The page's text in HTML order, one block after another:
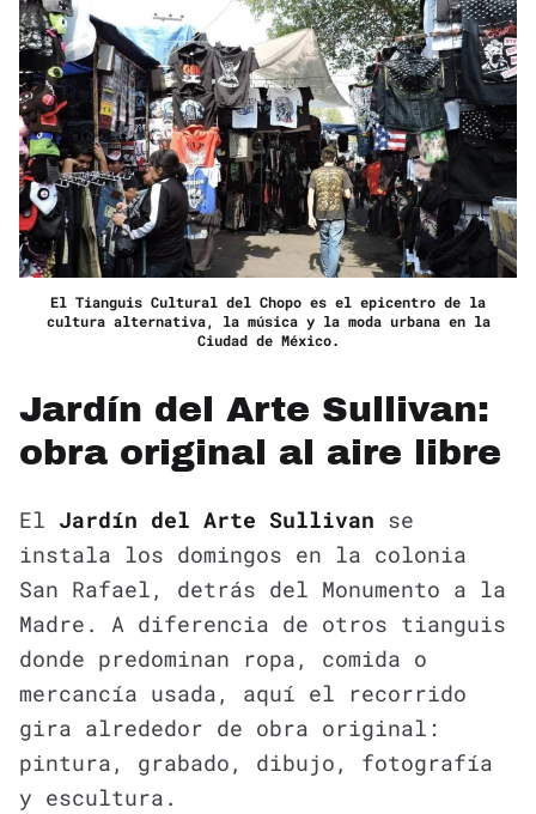
El Tianguis Cultural del Chopo es el epicentro de la
cultura alternativa, la música y la moda urbana en la
Ciudad de México.
Jardín del Arte Sullivan:
obra original al aire libre
El Jardín del Arte Sullivan se
instala los domingos en la colonia
San Rafael, detrás del Monumento a la
Madre. A diferencia de otros tianguis
donde predominan ropa, comida o
mercancía usada, aquí el recorrido
gira alrededor de obra original:
pintura, grabado, dibujo, fotografía
y escultura.